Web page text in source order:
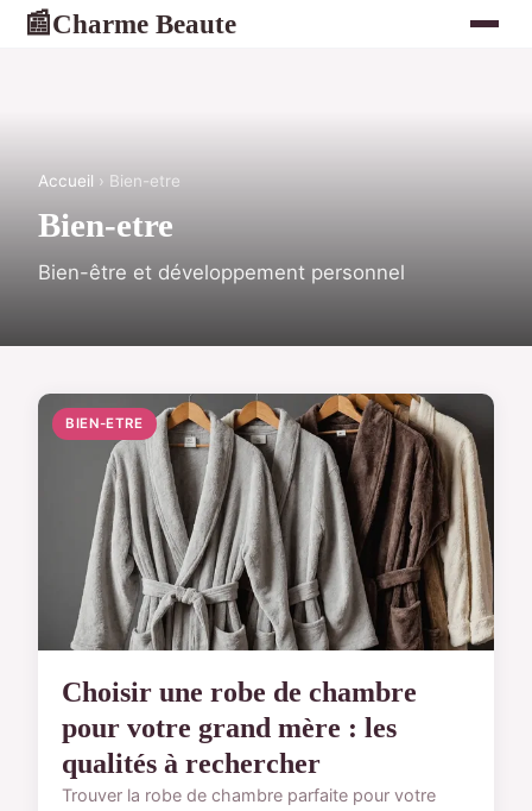
📰Charme Beaute
Accueil › Bien-etre
Bien-etre
Bien-être et développement personnel
BIEN-ETRE
Choisir une robe de chambre
pour votre grand mère : les
qualités à rechercher
Trouver la robe de chambre parfaite pour votre